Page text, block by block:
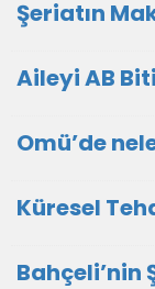
Şeriatın
Aileyi AB
Omü’de
Küresel
Bahçeli’nin